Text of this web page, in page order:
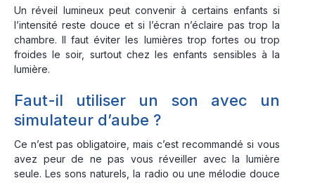
Un réveil lumineux peut convenir à certains enfants si
l’intensité reste douce et si l’écran n’éclaire pas trop la
chambre. Il faut éviter les lumières trop fortes ou trop
froides le soir, surtout chez les enfants sensibles à la
lumière.
Faut-il utiliser un son avec un
simulateur d’aube ?
Ce n’est pas obligatoire, mais c’est recommandé si vous
avez peur de ne pas vous réveiller avec la lumière
seule. Les sons naturels, la radio ou une mélodie douce